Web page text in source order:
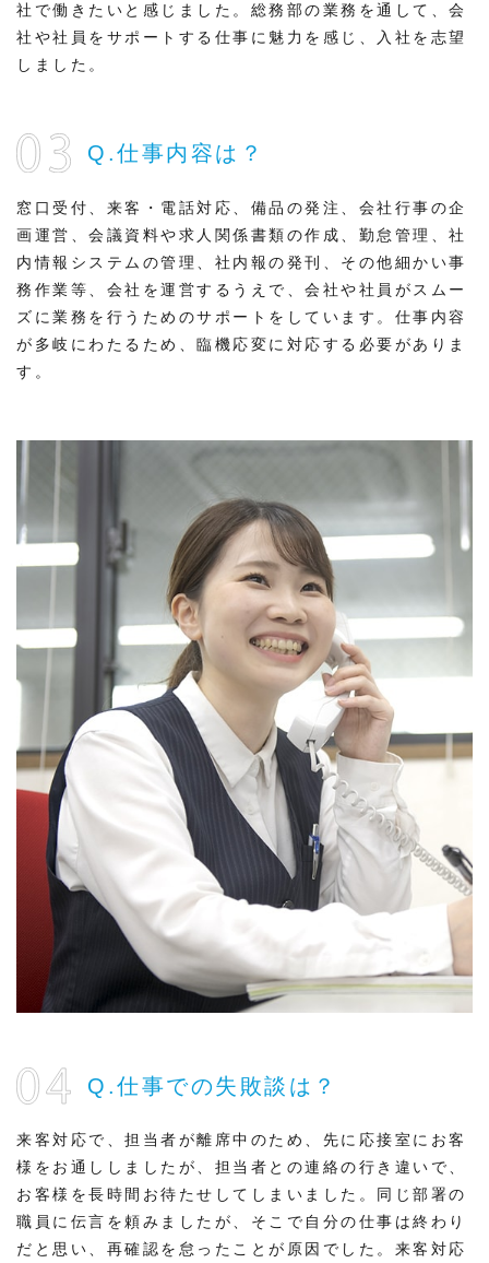
社で働きたいと感じました。総務部の業務を通して、会
社や社員をサポートする仕事に魅力を感じ、入社を志望
しました。
Q.仕事内容は？
窓口受付、来客・電話対応、備品の発注、会社行事の企
画運営、会議資料や求人関係書類の作成、勤怠管理、社
内情報システムの管理、社内報の発刊、その他細かい事
務作業等、会社を運営するうえで、会社や社員がスムー
ズに業務を行うためのサポートをしています。仕事内容
が多岐にわたるため、臨機応変に対応する必要がありま
す。
Q.仕事での失敗談は？
来客対応で、担当者が離席中のため、先に応接室にお客
様をお通ししましたが、担当者との連絡の行き違いで、
お客様を長時間お待たせしてしまいました。同じ部署の
職員に伝言を頼みましたが、そこで自分の仕事は終わり
だと思い、再確認を怠ったことが原因でした。来客対応